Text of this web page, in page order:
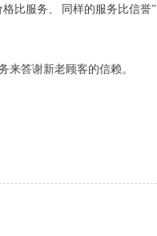
比服务、 同样的服务比信誉”.
来答谢新老顾客的信赖。